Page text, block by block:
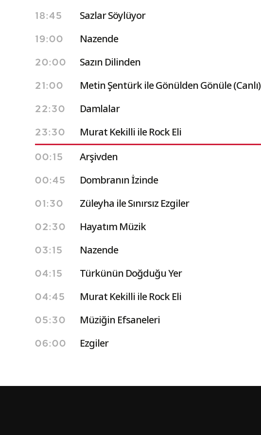
18:45 Sazlar Söylüyor
19:00 Nazende
20:00 Sazın Dilinden
21:00 Metin Şentürk ile Gönülden Gönüle (Canlı)
22:30 Damlalar
23:30 Murat Kekilli ile Rock Eli
00:15 Arşivden
00:45 Dombranın İzinde
01:30 Züleyha ile Sınırsız Ezgiler
02:30 Hayatım Müzik
03:15 Nazende
04:15 Türkünün Doğduğu Yer
04:45 Murat Kekilli ile Rock Eli
05:30 Müziğin Efsaneleri
06:00 Ezgiler